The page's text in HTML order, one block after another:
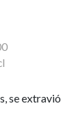
se extravió